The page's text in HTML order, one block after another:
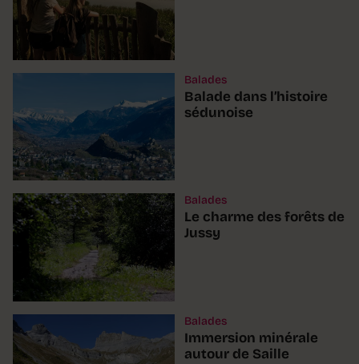
Balades
Balade dans l’histoire
sédunoise
Balades
Le charme des forêts de
Jussy
Balades
Immersion minérale
autour de Saille